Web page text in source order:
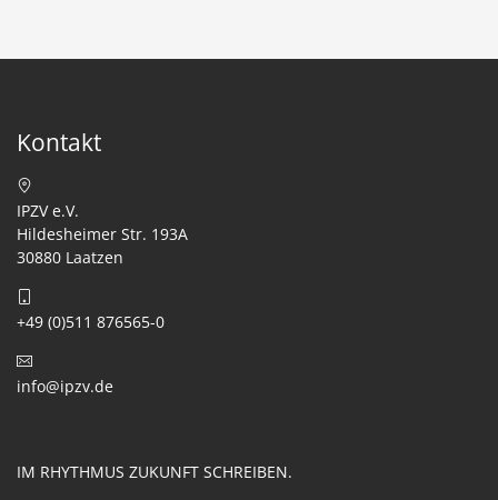
Kontakt
IPZV e.V.
Hildesheimer Str. 193A
30880 Laatzen
+49 (0)511 876565-0
info@ipzv.de
IM RHYTHMUS ZUKUNFT SCHREIBEN.